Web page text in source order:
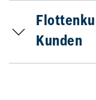
Kunden